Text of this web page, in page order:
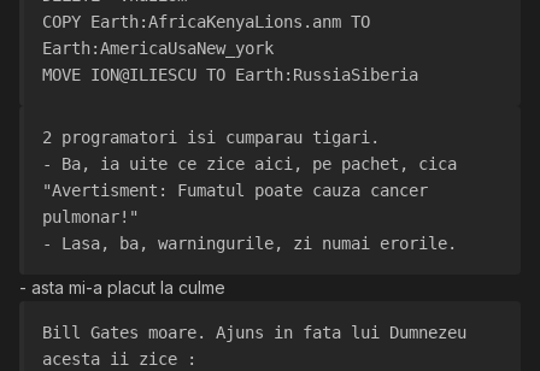
COPY Earth:AfricaKenyaLions.anm TO
Earth:AmericaUsaNew_york
MOVE ION@ILIESCU TO Earth:RussiaSiberia
2 programatori isi cumparau tigari.
- Ba, ia uite ce zice aici, pe pachet, cica
"Avertisment: Fumatul poate cauza cancer
pulmonar!"
- Lasa, ba, warningurile, zi numai erorile.
- asta mi-a placut la culme
Bill Gates moare. Ajuns in fata lui Dumnezeu
acesta ii zice :